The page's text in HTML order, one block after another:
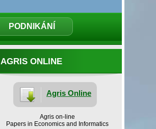
PODNIKÁNÍ
AGRIS ONLINE
Agris Online
Agris on-line
Papers in Economics and Informatics